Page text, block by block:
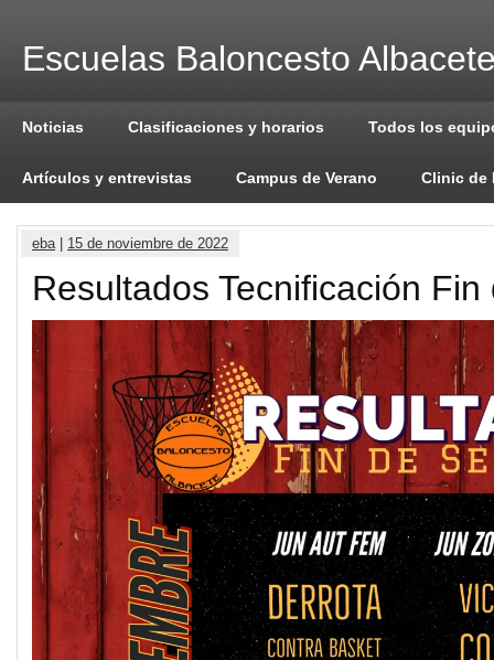
Escuelas Baloncesto
Noticias Clasificaciones y horarios Todos los
Artículos y entrevistas Campus de Verano Clinic de
eba| 15 de noviembre de 2022
Resultados Tecnificación